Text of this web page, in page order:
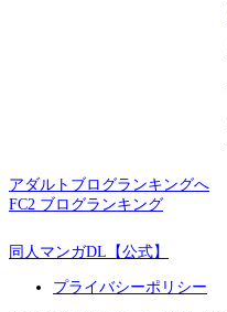
アダルトブログランキングへ
FC2 ブログランキング
同人マンガDL【公式】
プライバシーポリシー